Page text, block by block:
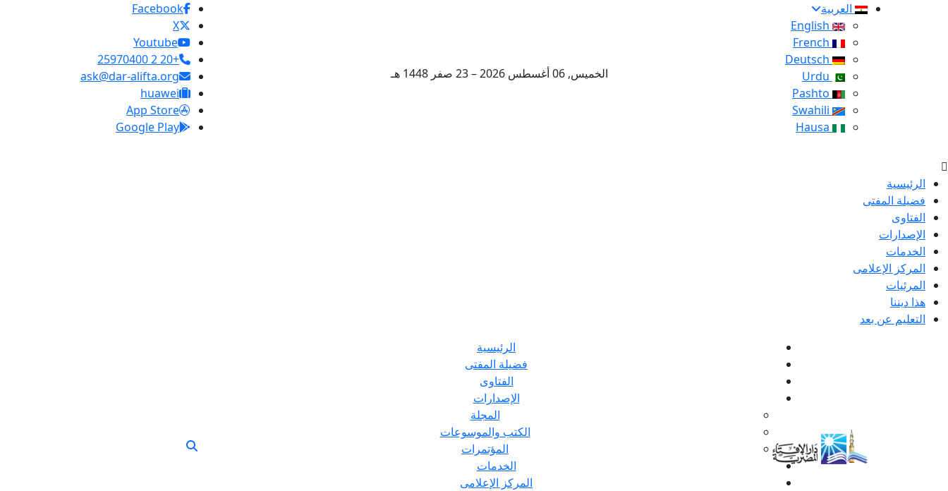
العربية
الخميس, 06 أغسطس 2026 – 23 صفر 1448 هـ
Facebook
X
Youtube
+20 2 25970400
ask@dar-alifta.org
huawei
App Store
Google Play
الرئيسية
فضيلة المفتى
الفتاوى
الإصدارات
الخدمات
المركز الإعلامى
المرئيات
هذا ديننا
التعليم عن بعد
الرئيسية
فضيلة المفتى
الفتاوى
الإصدارات
المجلة
الكتب والموسوعات
المؤتمرات
الخدمات
المركز الإعلامى